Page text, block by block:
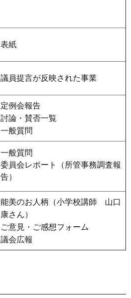
表紙
議員提言が反映された事業
定例会報告
討論・賛否一覧
一般質問
一般質問
委員会レポート（所管事務調査報
告）
能美のお人柄（小学校講師 山口
康さん）
ご意見・ご感想フォーム
議会広報